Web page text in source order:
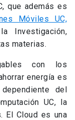
que además es
Móviles UC,
materias.
con los
energía es
del
UC, la
El Cloud es una